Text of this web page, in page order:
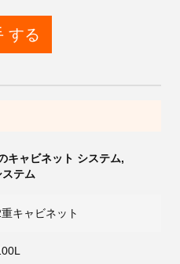
する
キャビネット システム,
テム
重キャビネット